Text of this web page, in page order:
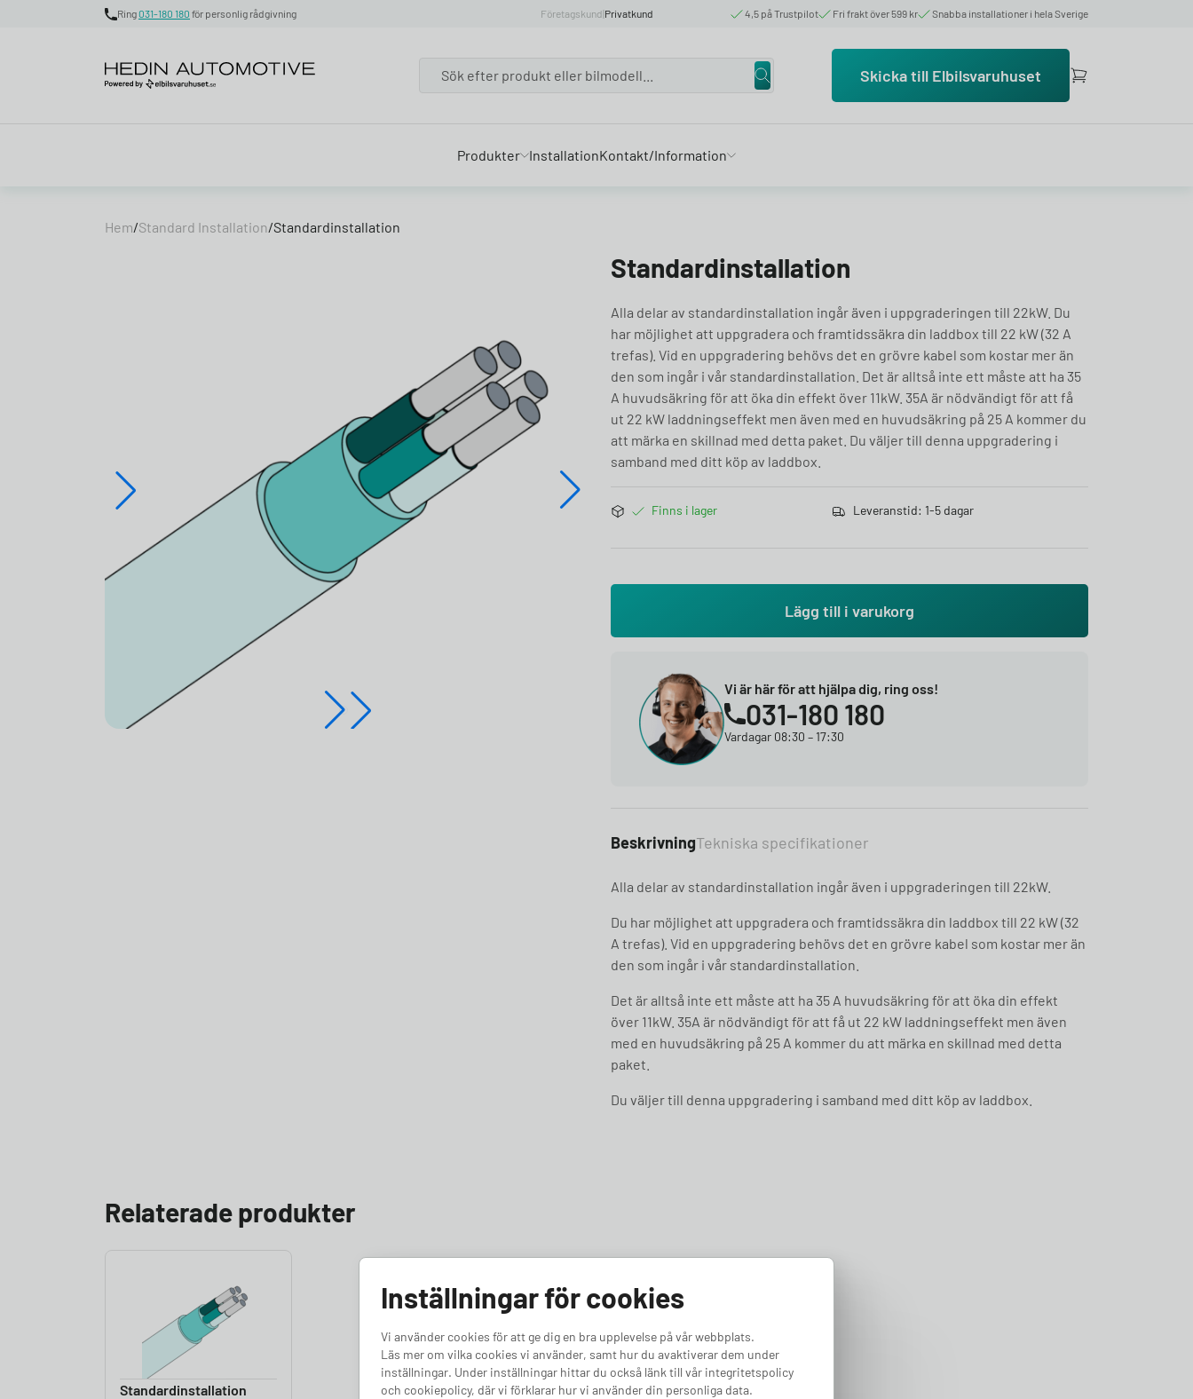
Ring031-180 180 för personlig rådgivning Företagskund|Privatkund 4,5 på Trustpilot Fri frakt över 599 kr Snabba installationer i hela Sverige
Skicka till Elbilsvaruhuset
Produkter InstallationKontakt/Information
Hem/Standard Installation/Standardinstallation
Standardinstallation
Alla delar av standardinstallation ingår även i uppgraderingen till 22kW. Du
har möjlighet att uppgradera och framtidssäkra din laddbox till 22 kW (32 A
trefas). Vid en uppgradering behövs det en grövre kabel som kostar mer än
den som ingår i vår standardinstallation. Det är alltså inte ett måste att ha 35
A huvudsäkring för att öka din effekt över 11kW. 35A är nödvändigt för att få
ut 22 kW laddningseffekt men även med en huvudsäkring på 25 A kommer du
att märka en skillnad med detta paket. Du väljer till denna uppgradering i
samband med ditt köp av laddbox.
Finns i lager Leveranstid: 1-5 dagar
Lägg till i varukorg
Vi är här för att hjälpa dig, ring oss!
031-180 180
Vardagar 08:30 – 17:30
BeskrivningTekniska specifikationer
Alla delar av standardinstallation ingår även i uppgraderingen till 22kW.
Du har möjlighet att uppgradera och framtidssäkra din laddbox till 22 kW (32
A trefas). Vid en uppgradering behövs det en grövre kabel som kostar mer än
den som ingår i vår standardinstallation.
Det är alltså inte ett måste att ha 35 A huvudsäkring för att öka din effekt
över 11kW. 35A är nödvändigt för att få ut 22 kW laddningseffekt men även
med en huvudsäkring på 25 A kommer du att märka en skillnad med detta
paket.
Du väljer till denna uppgradering i samband med ditt köp av laddbox.
Relaterade produkter
Standardinstallation
Inställningar för cookies
Vi använder cookies för att ge dig en bra upplevelse på vår webbplats.
Läs mer om vilka cookies vi använder, samt hur du avaktiverar dem under
inställningar. Under inställningar hittar du också länk till vår integritetspolicy
och cookiepolicy, där vi förklarar hur vi använder din personliga data.